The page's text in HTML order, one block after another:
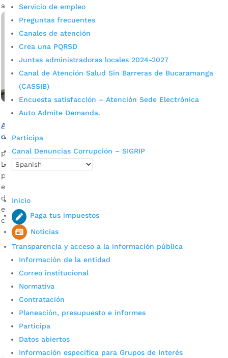
Servicio de empleo
Preguntas frecuentes
Canales de atención
Crea una PQRSD
Juntas administradoras locales 2024-2027
Canal de Atención Salud Sin Barreras de Bucaramanga
(CASSIB)
Encuesta satisfacción – Atención Sede Electrónica
Auto Admite Demanda.
Participa
Canal Denuncias Corrupción – SIGRIP
Inicio
Paga tus impuestos
Noticias
Transparencia y acceso a la información pública
Información de la entidad
Correo institucional
Normativa
Contratación
Planeación, presupuesto e informes
Participa
Datos abiertos
Información específica para Grupos de Interés
aspectos, se permite la libre […]
Alcaldía de Bucaramanga hará realidad la recuperación
de la casa natal de Luis Carlos Galán
porAlcaldía de Bucaramanga|Mar 25, 2021
La Secretaría de Infraestructura ya abrió la licitación
pública, por un valor de $1.019 millones, para reivindicar
este bien de interés cultural y difundir la memoria de uno
de los líderes políticos más influyentes de la región y el país
en el siglo XX. En el inmueble, ubicado en la calle 36 con
carrera 25, […]
Cupos Escolares Bucaramanga 2022
Consulta aqui los pasos para inscribirse y solicitar un
cupo escolar en los colegios oficiales de